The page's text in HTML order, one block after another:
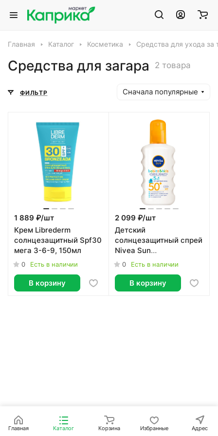
Главная Каталог Косметика Средства для ухода за
Средства для загара 2 товара
ФИЛЬТР Сначала популярные
1 889 ₽/шт
Крем Librederm
солнцезащитный Spf30
мега 3-6-9, 150мл
0 Есть в наличии
В корзину
2 099 ₽/шт
Детский
солнцезащитный спрей
Nivea Sun
Ультразащита SPF 50+
0 Есть в наличии
В корзину
Главная Каталог Корзина Избранные Адрес